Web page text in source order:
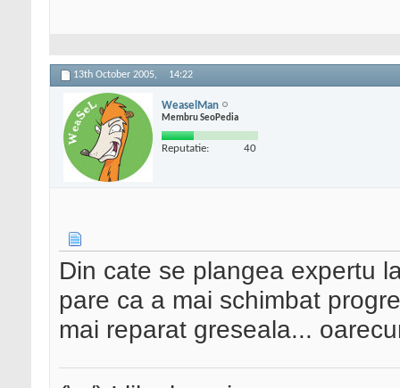
13th October 2005, 14:22
WeaselMan
Membru SeoPedia
Reputatie: 40
Din cate se plangea expertu
pare ca a mai schimbat
mai reparat greseala...